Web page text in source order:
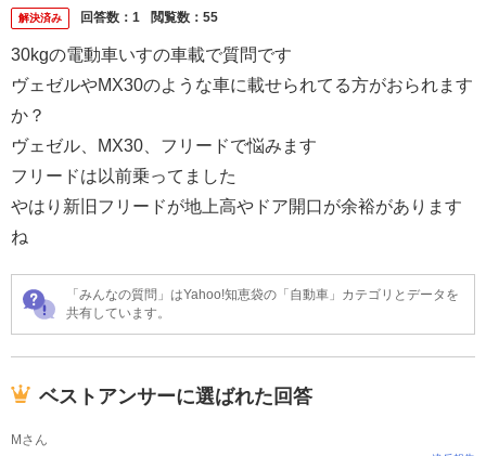
解決済み 回答数： 1 閲覧数： 55
30kgの電動車いすの車載で質問です
ヴェゼルやMX30のような車に載せられてる方がおられます
か？
ヴェゼル、MX30、フリードで悩みます
フリードは以前乗ってました
やはり新旧フリードが地上高やドア開口が余裕があります
ね
「みんなの質問」はYahoo!知恵袋の「自動車」カテゴリとデータを
共有しています。
ベストアンサーに選ばれた回答
Mさん